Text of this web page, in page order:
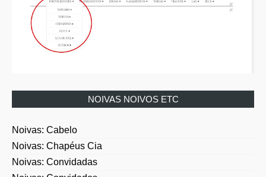
NOIVAS NOIVOS ETC
Noivas: Cabelo
Noivas: Chapéus Cia
Noivas: Convidadas